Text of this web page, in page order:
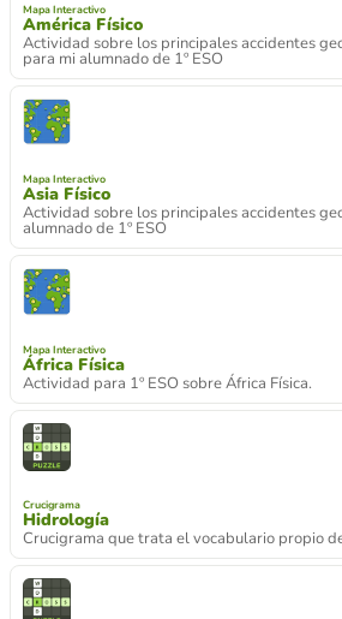
Mapa Interactivo
América Físico
Actividad sobre los principales accidentes
para mi alumnado de 1º ESO
Mapa Interactivo
Asia Físico
Actividad sobre los principales accidentes
alumnado de 1º ESO
Mapa Interactivo
África Física
Actividad para 1º ESO sobre África Física.
Crucigrama
Hidrología
Crucigrama que trata el vocabulario propio